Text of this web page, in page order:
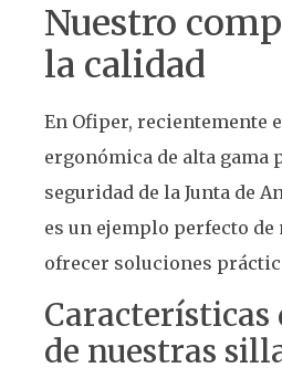
Nuestro
la calidad
En Ofiper, recientemente
ergonómica de alta gama
seguridad de la Junta de
es un ejemplo perfecto
ofrecer soluciones
Características
de nuestras